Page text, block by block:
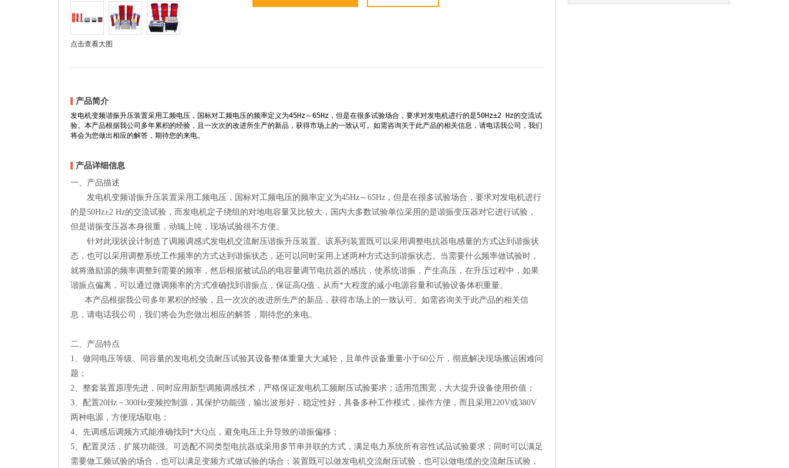
点击查看大图
产品简介
发电机变频谐振升压装置采用工频电压，国标对工频电压的频率定义为45Hz～65Hz，但是在很多试验场合，要求对发电机进行的是50Hz±2 Hz的交流试
验。本产品根据我公司多年累积的经验，且一次次的改进所生产的新品，获得市场上的一致认可。如需咨询关于此产品的相关信息，请电话我公司，我们
将会为您做出相应的解答，期待您的来电。
产品详细信息
一、产品描述
发电机变频谐振升压装置采用工频电压，国标对工频电压的频率定义为45Hz～65Hz，但是在很多试验场合，要求对发电机进行
的是50Hz±2 Hz的交流试验，而发电机定子绕组的对地电容量又比较大，国内大多数试验单位采用的是谐振变压器对它进行试验，
但是谐振变压器本身很重，动辄上吨，现场试验很不方便。
针对此现状设计制造了调频调感式发电机交流耐压谐振升压装置。该系列装置既可以采用调整电抗器电感量的方式达到谐振状
态，也可以采用调整系统工作频率的方式达到谐振状态，还可以同时采用上述两种方式达到谐振状态。当需要什么频率做试验时，
就将激励源的频率调整到需要的频率，然后根据被试品的电容量调节电抗器的感抗，使系统谐振，产生高压，在升压过程中，如果
谐振点偏离，可以通过微调频率的方式准确找到谐振点，保证高Q值，从而*大程度的减小电源容量和试验设备体积重量。
本产品根据我公司多年累积的经验，且一次次的改进所生产的新品，获得市场上的一致认可。如需咨询关于此产品的相关信
息，请电话我公司，我们将会为您做出相应的解答，期待您的来电。
二、产品特点
1、做同电压等级、同容量的发电机交流耐压试验其设备整体重量大大减轻，且单件设备重量小于60公斤，彻底解决现场搬运困难问
题；
2、整套装置原理先进，同时应用新型调频调感技术，严格保证发电机工频耐压试验要求；适用范围宽，大大提升设备使用价值；
3、配置20Hz－300Hz变频控制源，其保护功能强，输出波形好，稳定性好，具备多种工作模式，操作方便，而且采用220V或380V
两种电源，方便现场取电；
4、先调感后调频方式能准确找到*大Q点，避免电压上升导致的谐振偏移；
5、配置灵活，扩展功能强。可选配不同类型电抗器或采用多节串并联的方式，满足电力系统所有容性试品试验要求；同时可以满足
需要做工频试验的场合，也可以满足变频方式做试验的场合；装置既可以做发电机交流耐压试验，也可以做电缆的交流耐压试验，